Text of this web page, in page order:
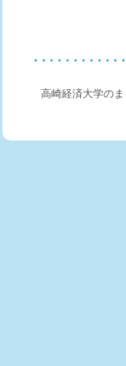
高崎経済大学のま